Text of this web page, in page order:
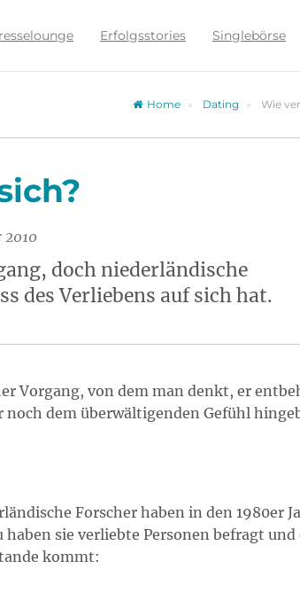
Erfolgsstories Singlebörse
Home Dating Wie
2010
doch niederländische
des Verliebens auf sich hat.
Vorgang, von dem man denkt, er
dem überwältigenden Gefühl
Forscher haben in den 1980er
sie verliebte Personen befragt und
kommt: